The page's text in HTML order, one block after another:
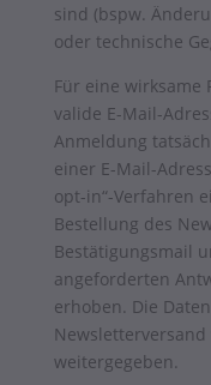
sind (bspw.
oder technische
Für eine wirksame
valide E-Mail-
Anmeldung
einer E-Mail-
opt-in“-Verfahren
Bestellung des
Bestätigungsmail
angeforderten
erhoben. Die
weitergegeben.